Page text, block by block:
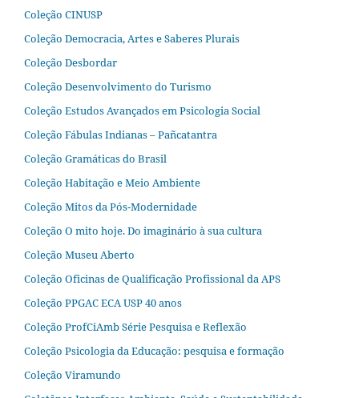
Coleção CINUSP
Coleção Democracia, Artes e Saberes Plurais
Coleção Desbordar
Coleção Desenvolvimento do Turismo
Coleção Estudos Avançados em Psicologia Social
Coleção Fábulas Indianas – Pañcatantra
Coleção Gramáticas do Brasil
Coleção Habitação e Meio Ambiente
Coleção Mitos da Pós-Modernidade
Coleção O mito hoje. Do imaginário à sua cultura
Coleção Museu Aberto
Coleção Oficinas de Qualificação Profissional da APS
Coleção PPGAC ECA USP 40 anos
Coleção ProfCiAmb Série Pesquisa e Reflexão
Coleção Psicologia da Educação: pesquisa e formação
Coleção Viramundo